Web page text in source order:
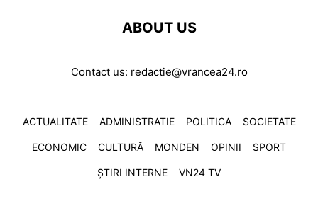
ABOUT US
Contact us: redactie@vrancea24.ro
ACTUALITATE ADMINISTRATIE POLITICA SOCIETATE
ECONOMIC CULTURĂ MONDEN OPINII SPORT
ȘTIRI INTERNE VN24 TV